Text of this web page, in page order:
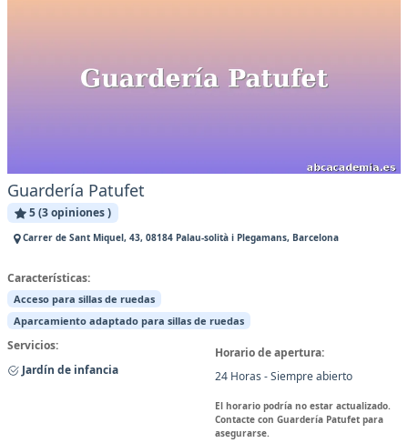
Guardería Patufet
5 (3 opiniones )
Carrer de Sant Miquel, 43, 08184 Palau-solità i Plegamans, Barcelona
Características:
Acceso para sillas de ruedas
Aparcamiento adaptado para sillas de ruedas
Servicios:
Jardín de infancia
Horario de apertura:
24 Horas - Siempre abierto
El horario podría no estar actualizado.
Contacte con Guardería Patufet para
asegurarse.